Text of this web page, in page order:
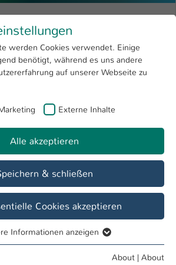
Menu
4
Open submenu
Sciences
werden Cookies verwendet. Einige
benötigt, während es uns andere
auf unserer Webseite zu
Externe Inhalte
Alle akzeptieren
& schließen
Cookies akzeptieren
werden für grundlegende Funktionen
Informationen anzeigen
About | About